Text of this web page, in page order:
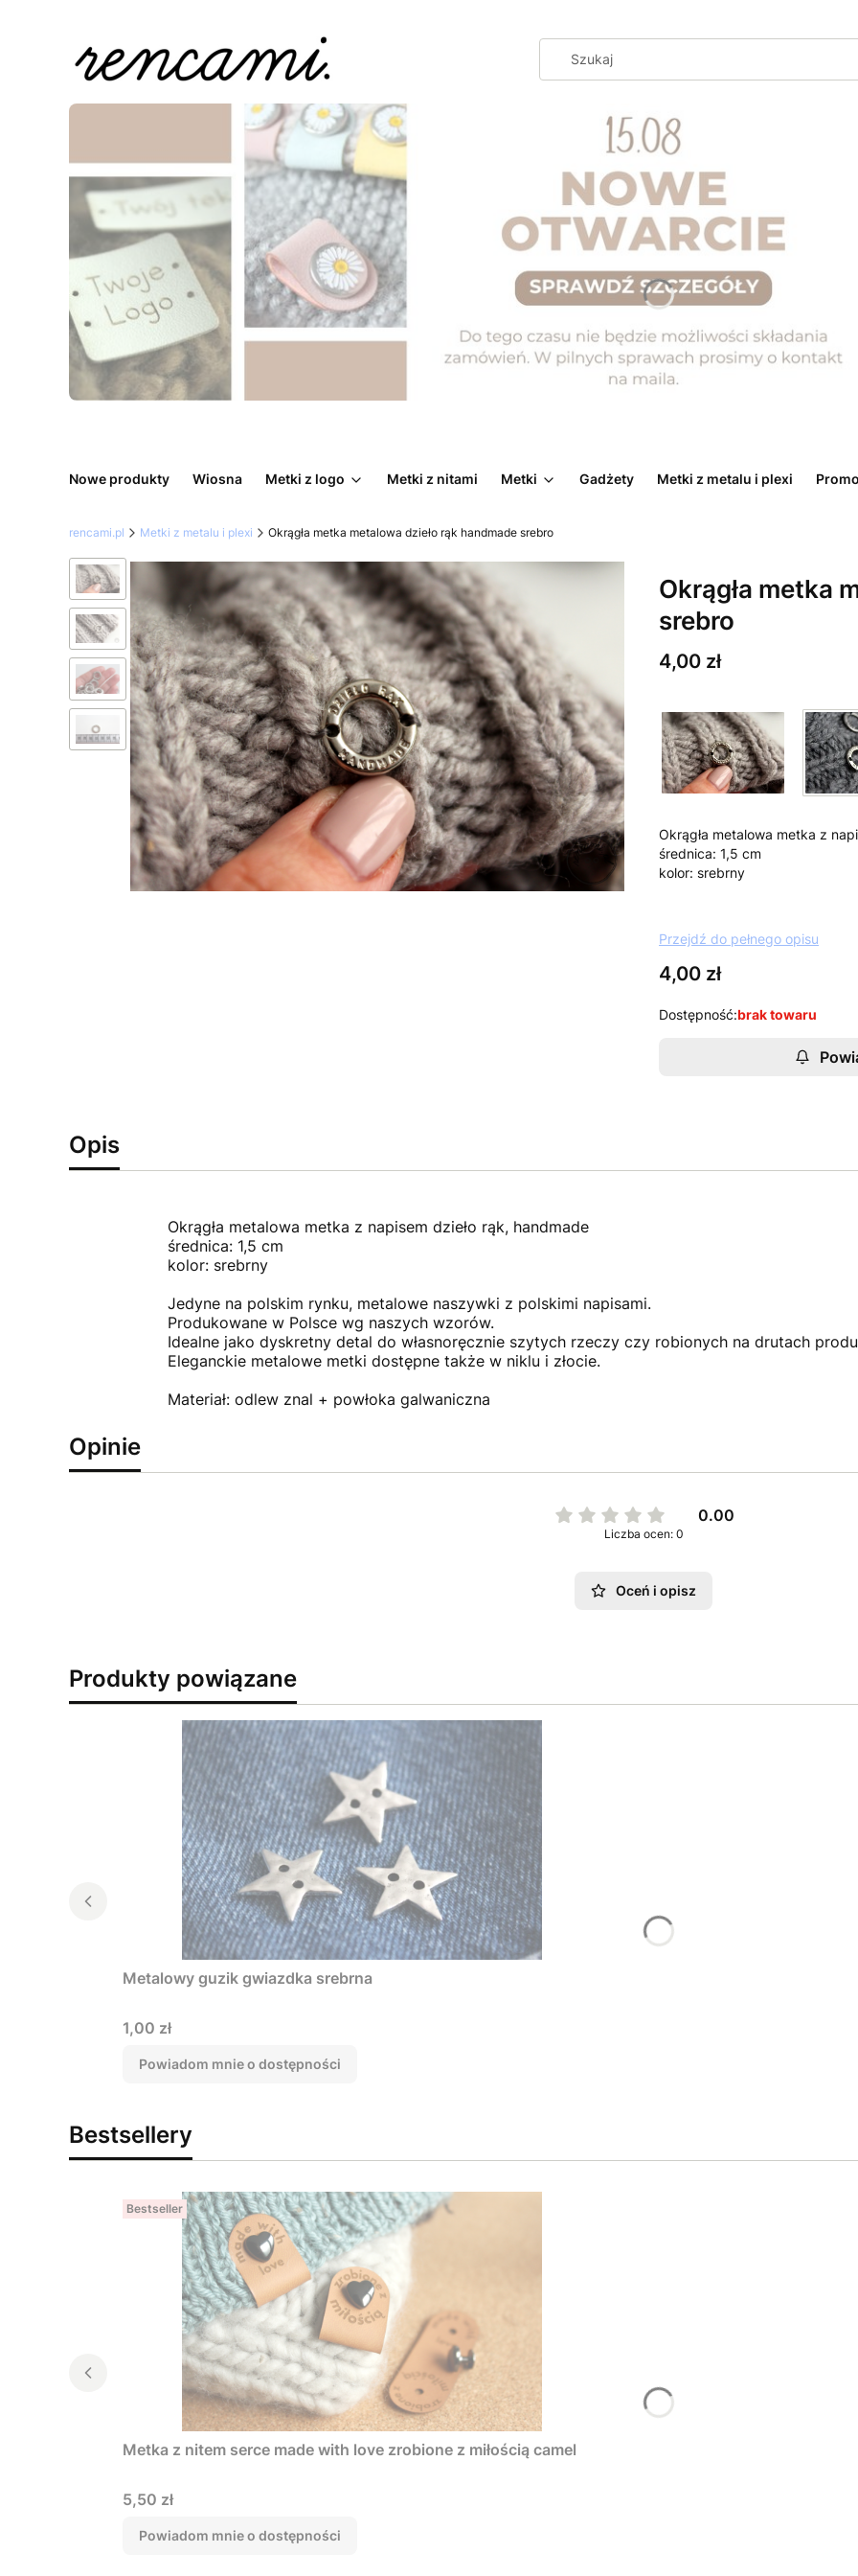
Nowe produkty Wiosna Metki z logo Metki z nitami Metki Gadżety Metki z metalu i plexi
rencami.pl Metki z metalu i plexi Okrągła metka metalowa dzieło rąk handmade srebro
Okrągła metka
srebro
Cena
4,00 zł
Okrągła metalowa metka z
średnica: 1,5 cm
kolor: srebrny
Przejdź do pełnego opisu
Cena
4,00 zł
Dostępność:brak towaru
Opis
Okrągła metalowa metka z napisem dzieło rąk, handmade
średnica: 1,5 cm
kolor: srebrny
Jedyne na polskim rynku, metalowe naszywki z polskimi napisami.
Produkowane w Polsce wg naszych wzorów.
Idealne jako dyskretny detal do własnoręcznie szytych rzeczy czy robionych na drutach
Eleganckie metalowe metki dostępne także w niklu i złocie.
Materiał: odlew znal + powłoka galwaniczna
Opinie
0.00
Liczba ocen: 0
Oceń i opisz
Produkty powiązane
Metalowy guzik gwiazdka srebrna
Cena
1,00 zł
Powiadom mnie o dostępności
Bestsellery
Bestseller
Metka z nitem serce made with love zrobione z miłością camel
Cena
5,50 zł
Powiadom mnie o dostępności